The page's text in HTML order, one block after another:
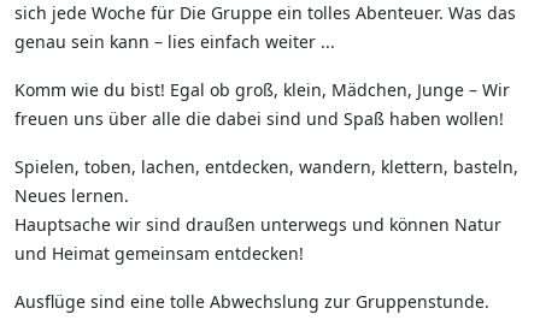
sich jede Woche für Die Gruppe ein tolles Abenteuer. Was das
genau sein kann – lies einfach weiter ...
Komm wie du bist! Egal ob groß, klein, Mädchen, Junge – Wir
freuen uns über alle die dabei sind und Spaß haben wollen!
Spielen, toben, lachen, entdecken, wandern, klettern, basteln,
Neues lernen.
Hauptsache wir sind draußen unterwegs und können Natur
und Heimat gemeinsam entdecken!
Ausflüge sind eine tolle Abwechslung zur Gruppenstunde.